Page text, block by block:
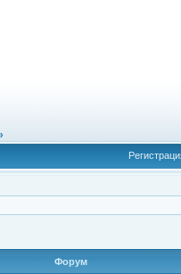
Форум